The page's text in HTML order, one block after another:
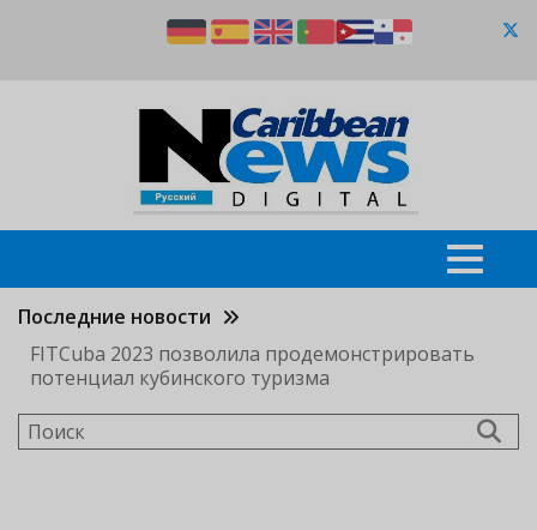
Последние новости
FITCuba 2023 позволила продемонстрировать
потенциал кубинского туризма
Поиск